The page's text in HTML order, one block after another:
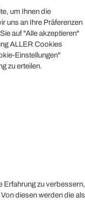
um Ihnen die
uns an Ihre Präferenzen
auf "Alle akzeptieren"
ALLER Cookies
Einstellungen"
zu erteilen.
Erfahrung zu verbessern,
diesen werden die als